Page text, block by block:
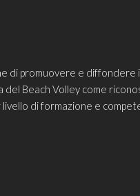
di promuovere e diffondere
del Beach Volley come
di formazione e